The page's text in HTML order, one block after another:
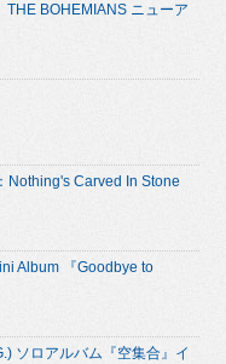
BOHEMIANS ニューア
Nothing's Carved In Stone
Album 『Goodbye to
ソロアルバム『空集合』イ